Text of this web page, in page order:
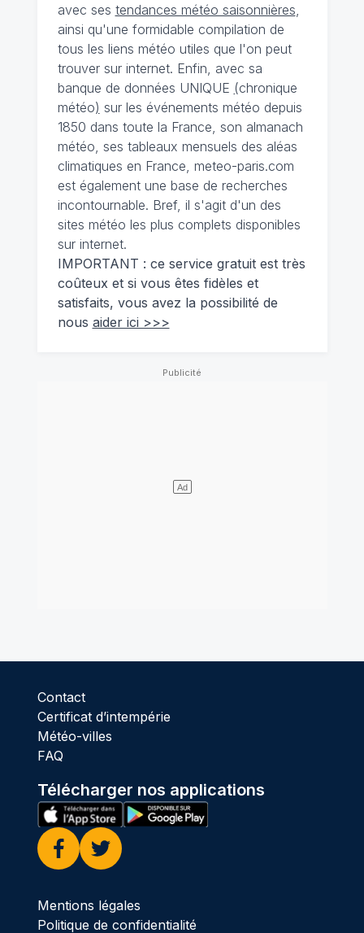
avec ses tendances météo saisonnières
ainsi qu'une formidable compilation de
tous les liens météo utiles que l'on peut
trouver sur internet. Enfin, avec sa
banque de données UNIQUE (chronique
météo) sur les événements météo depuis
1850 dans toute la France, son almanach
météo, ses tableaux mensuels des aléas
climatiques en France, meteo-paris.com
est également une base de recherches
incontournable. Bref, il s'agit d'un des
sites météo les plus complets disponibles
sur internet.
IMPORTANT : ce service gratuit est très
coûteux et si vous êtes fidèles et
satisfaits, vous avez la possibilité de
nous aider ici >>>
Contact
Certificat d’intempérie
Météo-villes
FAQ
Télécharger nos applications
Facebook
Twitter
Mentions légales
Politique de confidentialité